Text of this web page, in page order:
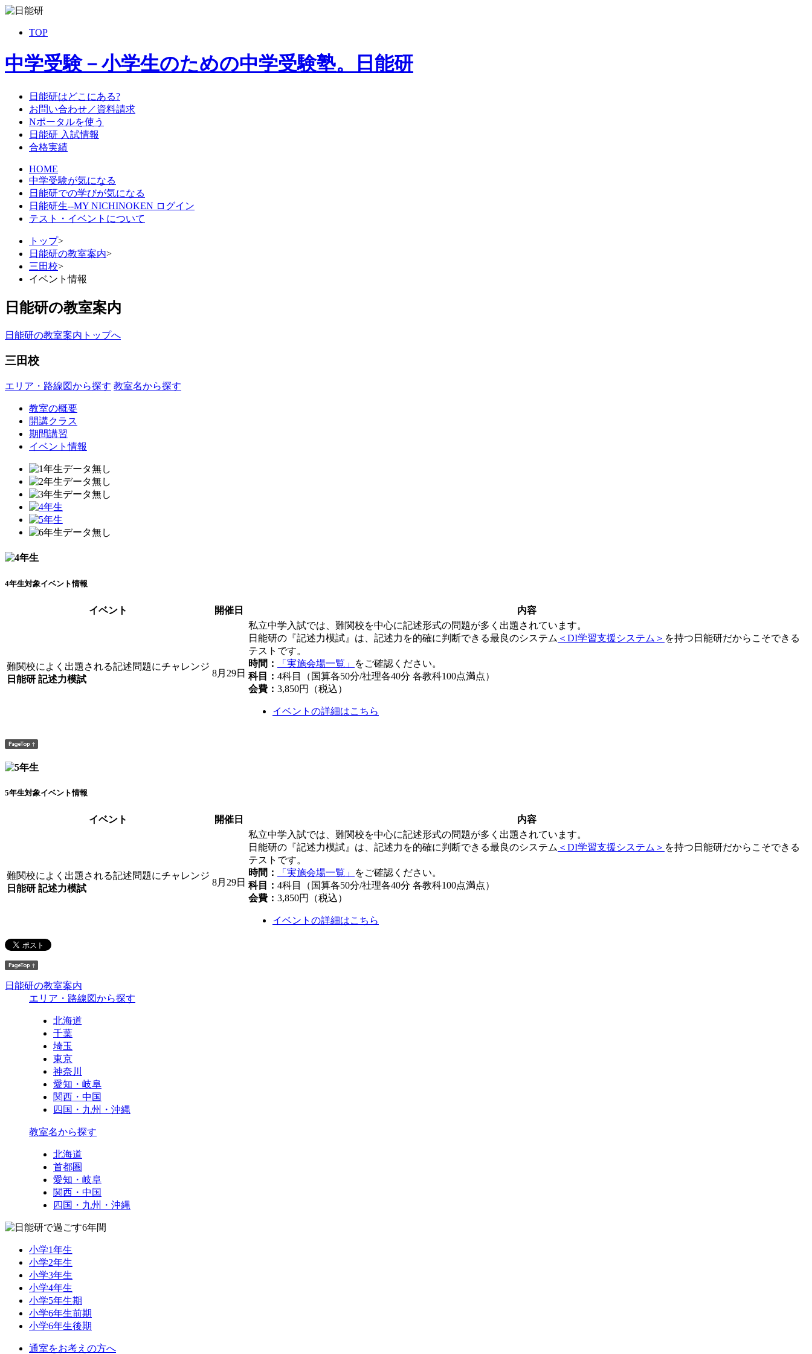
TOP
中学受験－小学生のための中学受験塾。日能研
日能研はどこにある?
お問い合わせ／資料請求
Nポータルを使う
日能研 入試情報
合格実績
HOME
中学受験が気になる
日能研での学びが気になる
日能研生--MY NICHINOKEN ログイン
テスト・イベントについて
トップ>
日能研の教室案内>
三田校>
イベント情報
日能研の教室案内
日能研の教室案内トップへ
三田校
エリア・路線図から探す 教室名から探す
教室の概要
開講クラス
期間講習
イベント情報
4年生対象イベント情報
イベント 開催日 内容
難関校によく出題される記述問題にチャレンジ
日能研 記述力模試
8月29日
私立中学入試では、難関校を中心に記述形式の問題が多く出題されています。
日能研の『記述力模試』は、記述力を的確に判断できる最良のシステム ＜DI学習支援システム＞ を持つ日能研だからこそできる
テストです。
時間：
「実施会場一覧」
をご確認ください。
科目： 4科目（国算各50分/社理各40分 各教科100点満点）
会費： 3,850円（税込）
イベントの詳細はこちら
5年生対象イベント情報
イベント 開催日 内容
難関校によく出題される記述問題にチャレンジ
日能研 記述力模試
8月29日
私立中学入試では、難関校を中心に記述形式の問題が多く出題されています。
日能研の『記述力模試』は、記述力を的確に判断できる最良のシステム ＜DI学習支援システム＞ を持つ日能研だからこそできる
テストです。
時間：
「実施会場一覧」
をご確認ください。
科目： 4科目（国算各50分/社理各40分 各教科100点満点）
会費： 3,850円（税込）
イベントの詳細はこちら
日能研の教室案内
エリア・路線図から探す
北海道
千葉
埼玉
東京
神奈川
愛知・岐阜
関西・中国
四国・九州・沖縄
教室名から探す
北海道
首都圏
愛知・岐阜
関西・中国
四国・九州・沖縄
小学1年生
小学2年生
小学3年生
小学4年生
小学5年生期
小学6年生前期
小学6年生後期
通室をお考えの方へ